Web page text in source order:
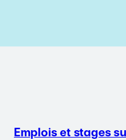
Emplois et stages